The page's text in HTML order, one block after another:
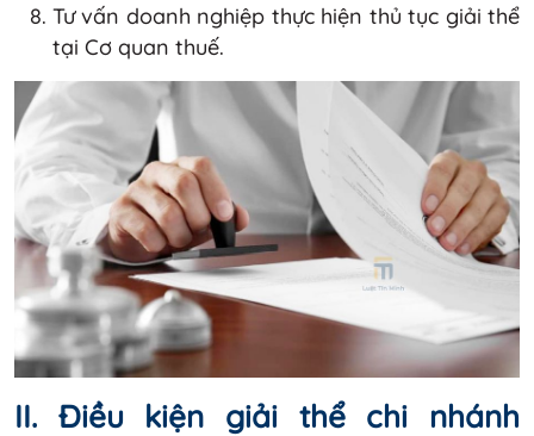
Tư vấn doanh nghiệp thực hiện thủ tục giải thể
tại Cơ quan thuế.
II. Điều kiện giải thể chi nhánh